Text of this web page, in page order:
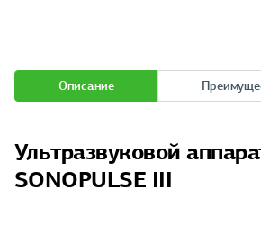
Описание
Ультразвуковой
SONOPULSE III